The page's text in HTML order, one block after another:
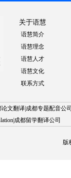
关于语慧
语慧简介
语慧理念
语慧人才
语慧文化
联系方式
论文翻译 成都专题配音公司
成都留学翻译公司
版